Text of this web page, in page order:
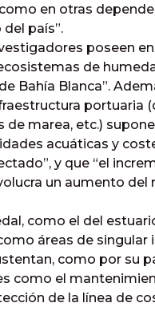
en otras
país”.
poseen
de
Bahía Blanca”.
portuaria
de marea, etc.)
acuáticas y
y que “el
un aumento del
como el del
áreas de
como por su
como el
de la línea de